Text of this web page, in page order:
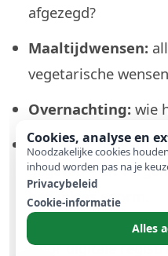
afgezegd?
Maaltijdwensen:
vegetarische
Overnachting: wie
Cadeaus:noteer
gegeven – dit
bedankjes enorm.
Door digitale
Cookies, analyse en
Noodzakelijke cookies
inhoud worden pas na je
Privacybeleid
Cookie-informatie
Alles